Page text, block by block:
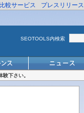
較サービス プレスリリース
SEOTOOLS内検索
下さい。